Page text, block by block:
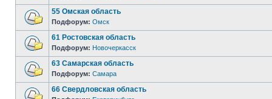
55 Омская область
Подфорум: Омск
61 Ростовская область
Подфорум: Новочеркасск
63 Самарская область
Подфорум: Самара
66 Свердловская область